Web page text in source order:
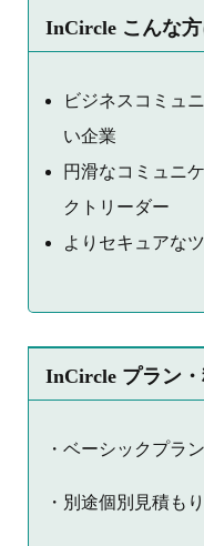
InCircle こんな
ビジネスコミュ
い企業
円滑なコミュニ
クトリーダー
よりセキュアな
InCircle プラン
・ベーシックプラ
・別途個別見積も